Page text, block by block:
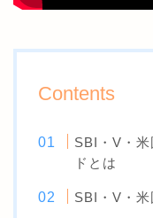
Contents
SBI・V・
ドとは
SBI・V・